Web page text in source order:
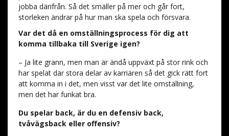
jobba därifrån. Så det smäller på mer och går fort,
storleken ändrar på hur man ska spela och försvara.
Var det då en omställningsprocess för dig att
komma tillbaka till Sverige igen?
– Ja lite grann, men man är ändå uppväxt på stor rink och
har spelat där stora delar av karriären så det gick rätt fort
att komma in i det, men visst var det lite omställning,
men det har funkat bra.
Du spelar back, är du en defensiv back,
tvåvägsback eller offensiv?